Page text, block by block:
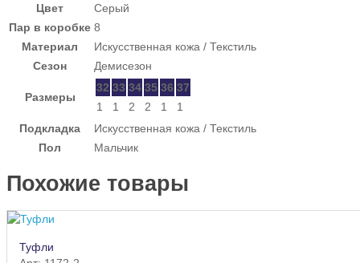
Цвет
Серый
Пар в коробке 8
Материал
Искусственная кожа / Текстиль
Сезон
Демисезон
Размеры
32 33 34 35 36 37
1
1 2 2 1
1
Подкладка
Искусственная кожа / Текстиль
Пол
Мальчик
Похожие товары
Туфли